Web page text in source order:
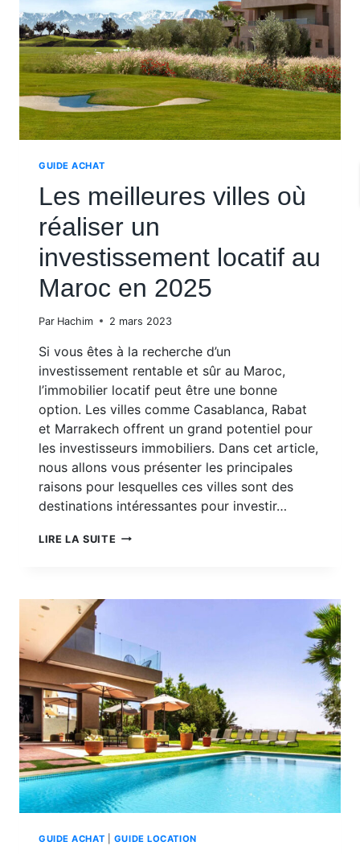
CHER
GUIDE ACHAT
Les meilleures villes où
réaliser un
investissement locatif au
Maroc en 2025
Par Hachim 2 mars 2023
Si vous êtes à la recherche d’un
investissement rentable et sûr au Maroc,
l’immobilier locatif peut être une bonne
option. Les villes comme Casablanca, Rabat
et Marrakech offrent un grand potentiel pour
les investisseurs immobiliers. Dans cet article,
nous allons vous présenter les principales
raisons pour lesquelles ces villes sont des
destinations intéressantes pour investir…
LIRE LA SUITE LES
LOCATIF
AU
MAROC
EN
2025
GUIDE ACHAT GUIDE LOCATION